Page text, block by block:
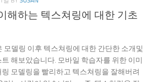
해하는 텍스쳐링에 대한 기초
모델링 이후 텍스쳐링에 대한 간단한 소개및
해보았습니다. 모바일 학습자를 위한 이미
모델링을 빨리하고 텍스쳐링을 잘해버려